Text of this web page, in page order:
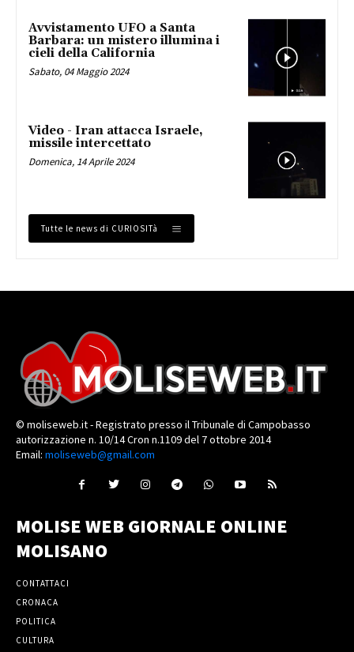
Avvistamento UFO a Santa
Barbara: un mistero illumina i
cieli della California
Sabato, 04 Maggio 2024
Video - Iran attacca Israele,
missile intercettato
Domenica, 14 Aprile 2024
Tutte le news di CURIOSITà
© moliseweb.it - Registrato presso il Tribunale di Campobasso
autorizzazione n. 10/14 Cron n.1109 del 7 ottobre 2014
Email: moliseweb@gmail.com
MOLISE WEB GIORNALE ONLINE
MOLISANO
CONTATTACI
CRONACA
POLITICA
CULTURA